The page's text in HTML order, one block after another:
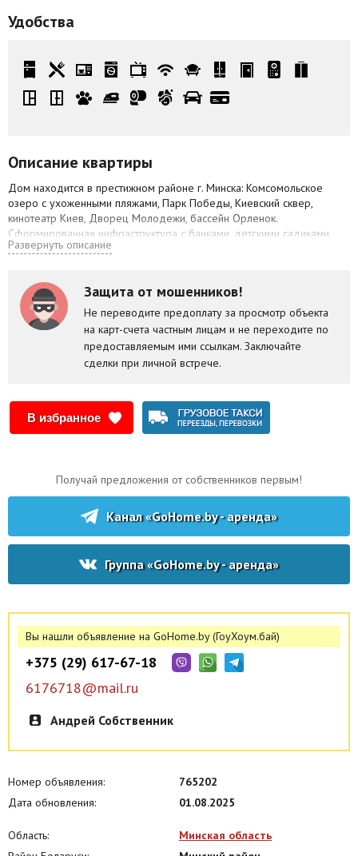
Удобства
Описание квартиры
Дом находится в престижном районе г. Минска: Комсомольское
озеро с ухоженными пляжами, Парк Победы, Киевский сквер,
кинотеатр Киев, Дворец Молодежи, бассейн Орленок.
Сформированная инфраструктура с банками, детскими садиками,
школами, гимназиями, магазинами.
душевая, кухонная техника встроенная, качественные полы. В
квартире использованы проходные выключатели.
Все продумано для комфортной жизни.
Эта квартира Вас не оставит равнодушным!
Развернуть описание
Защита от мошенников!
Не переводите предоплату за просмотр объекта
на карт-счета частным лицам и не переходите по
предоставляемым ими ссылкам. Заключайте
сделки при личной встрече.
В избранное
Канал «GoHome.by - аренда»
Получай предложения от собственников первым!
Группа «GoHome.by - аренда»
Вы нашли объявление на GoHome.by (ГоуХоум.бай)
+375 (29) 617-67-18
6176718@mail.ru
Андрей Собственник
Номер объявления:
765202
Дата обновления:
01.08.2025
Область:
Минская область